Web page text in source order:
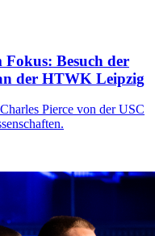
Besuch der
der HTWK Leipzig
Pierce von der USC